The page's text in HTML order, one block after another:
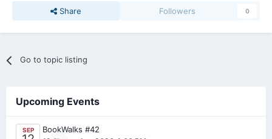
Share Followers 0
Go to topic listing
Upcoming Events
SEP BookWalks #42